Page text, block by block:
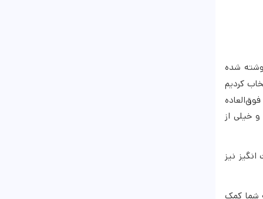
شده
کردیم
و خیلی از
نیز
شما کمک